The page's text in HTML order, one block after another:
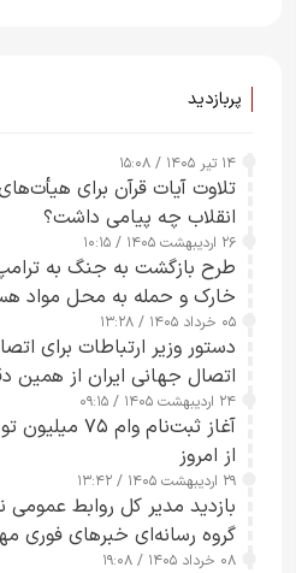
پربازدید
۱۴ تیر ۱۴۰۵ / ۱۵:۰۸
تلاوت آیات قرآن برای
انقلاب چه پیامی داشت؟
۲۶ اردیبهشت ۱۴۰۵ / ۱۰:۱۵
طرح‌ بازگشت به جنگ به
خارک و حمله به محل مواد
۰۵ خرداد ۱۴۰۵ / ۱۳:۲۸
دستور وزیر ارتباطات برای
اتصال جهانی ایران از همین
کامل مردم تا ۲۴ ساعت آینده
۲۴ اردیبهشت ۱۴۰۵ / ۰۹:۱۵
آغاز ثبت‌نام
از امروز
۲۹ اردیبهشت ۱۴۰۵ / ۱۳:۴۲
بازدید مدیر کل روابط
گروه رسانه‌ای خبرهای فوری
رسانه‌های هوشمند و مسئول
۰۸ خرداد ۱۴۰۵ / ۱۹:۰۸